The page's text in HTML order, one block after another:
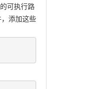
可执行路
添加这些